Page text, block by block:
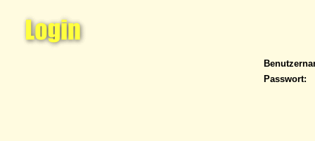
Passwort: